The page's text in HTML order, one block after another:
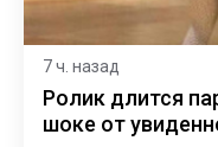
7 ч. назад
Ролик длится
шоке от